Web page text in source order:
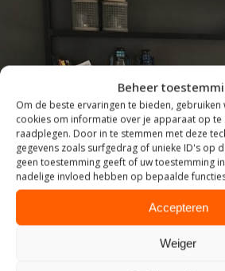
Beheer
Om de beste ervaringen te bieden,
cookies om informatie over je apparaat op te
raadplegen. Door in te stemmen met deze
gegevens zoals surfgedrag of unieke ID's op
geen toestemming geeft of uw toestemming
nadelige invloed hebben op bepaalde
Accepteren
Weiger